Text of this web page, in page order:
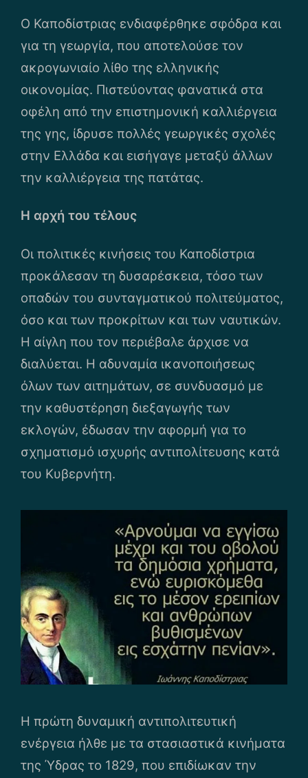
Ο Καποδίστριας ενδιαφέρθηκε σφόδρα και
για τη γεωργία, που αποτελούσε τον
ακρογωνιαίο λίθο της ελληνικής
οικονομίας. Πιστεύοντας φανατικά στα
οφέλη από την επιστημονική καλλιέργεια
της γης, ίδρυσε πολλές γεωργικές σχολές
στην Ελλάδα και εισήγαγε μεταξύ άλλων
την καλλιέργεια της πατάτας.
Η αρχή του τέλους
Οι πολιτικές κινήσεις του Καποδίστρια
προκάλεσαν τη δυσαρέσκεια, τόσο των
οπαδών του συνταγματικού πολιτεύματος,
όσο και των προκρίτων και των ναυτικών.
Η αίγλη που τον περιέβαλε άρχισε να
διαλύεται. Η αδυναμία ικανοποιήσεως
όλων των αιτημάτων, σε συνδυασμό με
την καθυστέρηση διεξαγωγής των
εκλογών, έδωσαν την αφορμή για το
σχηματισμό ισχυρής αντιπολίτευσης κατά
του Κυβερνήτη.
Η πρώτη δυναμική αντιπολιτευτική
ενέργεια ήλθε με τα στασιαστικά κινήματα
της Ύδρας το 1829, που επιδίωκαν την